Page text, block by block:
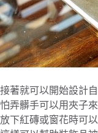
接著就可以開始設計
怕弄髒手可以用夾子來
放下紅磚或窗花時可